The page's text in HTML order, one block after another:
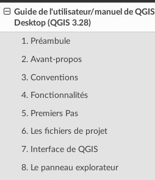
Guide de l'utilisateur/manuel de QGIS
Desktop (QGIS 3.28)
1. Préambule
2. Avant-propos
3. Conventions
4. Fonctionnalités
5. Premiers Pas
6. Les fichiers de projet
7. Interface de QGIS
8. Le panneau explorateur